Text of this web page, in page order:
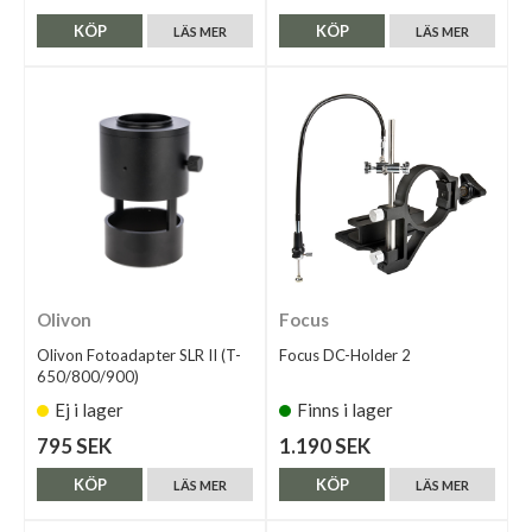
LÄS MER
KÖP LÄS MER
KÖP
Olivon
Olivon Fotoadapter SLR II (T-
650/800/900)
Ej i lager
795 SEK
LÄS MER
KÖP
Focus
Focus DC-Holder 2
Finns i lager
1.190 SEK
LÄS MER
KÖP